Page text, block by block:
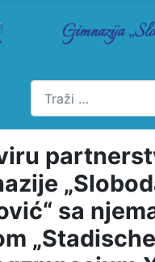
Pretraži
sa